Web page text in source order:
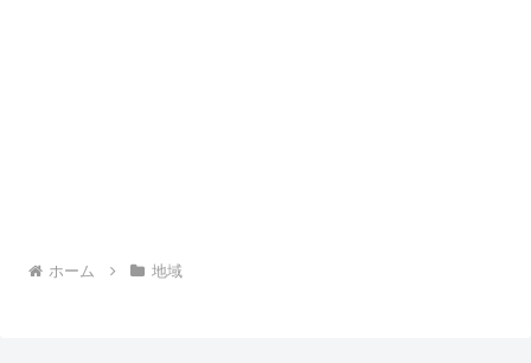
ホーム 地域